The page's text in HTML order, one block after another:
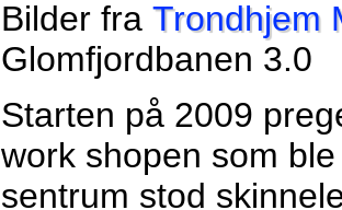
Bilder fra Trondhjem
Glomfjordbanen 3.0
Starten på 2009
work shopen som
sentrum stod